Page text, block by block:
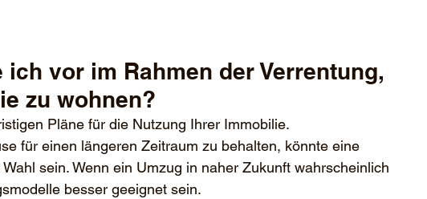
zu wohnen?
Pläne für die Nutzung Ihrer Immobilie.
für einen längeren Zeitraum zu behalten, könnte eine
sein. Wenn ein Umzug in naher Zukunft wahrscheinlich
besser geeignet sein.